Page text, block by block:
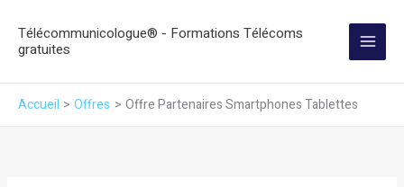
contenu
Télécommunicologue® - Formations Télécoms
gratuites
Accueil Offres Offre Partenaires Smartphones Tablettes